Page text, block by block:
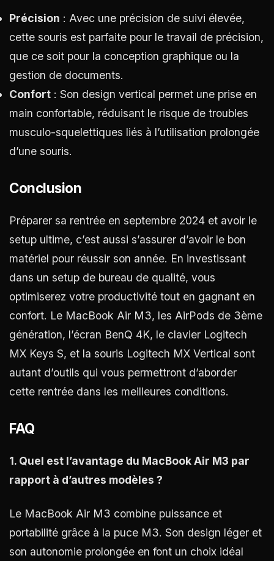
Précision : Avec une précision de suivi élevée,
cette souris est parfaite pour le travail de précision,
que ce soit pour la conception graphique ou la
gestion de documents.
Confort : Son design vertical permet une prise en
main confortable, réduisant le risque de troubles
musculo-squelettiques liés à l’utilisation prolongée
d’une souris.
Conclusion
Préparer sa rentrée en septembre 2024 et avoir le
setup ultime, c’est aussi s’assurer d’avoir le bon
matériel pour réussir son année. En investissant
dans un setup de bureau de qualité, vous
optimiserez votre productivité tout en gagnant en
confort. Le MacBook Air M3, les AirPods de 3ème
génération, l’écran BenQ 4K, le clavier Logitech
MX Keys S, et la souris Logitech MX Vertical sont
autant d’outils qui vous permettront d’aborder
cette rentrée dans les meilleures conditions.
FAQ
1. Quel est l’avantage du MacBook Air M3 par
rapport à d’autres modèles ?
Le MacBook Air M3 combine puissance et
portabilité grâce à la puce M3. Son design léger et
son autonomie prolongée en font un choix idéal